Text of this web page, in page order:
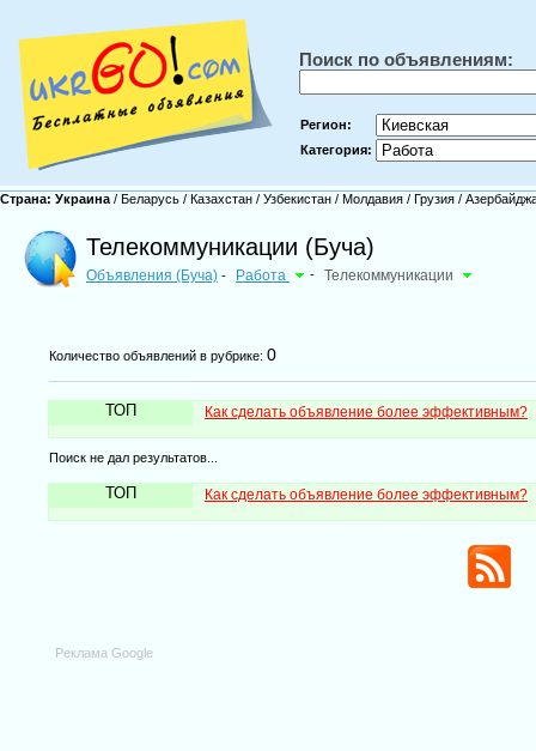
Поиск по объявлениям:
Регион:
Категория:
Страна: Украина / Беларусь / Казахстан / Узбекистан / Молдавия / Грузия /
Телекоммуникации (Буча)
Объявления (Буча) - Работа - Телекоммуникации
Количество объявлений в рубрике: 0
ТОП Как сделать объявление более эффективным?
Поиск не дал результатов...
ТОП Как сделать объявление более эффективным?
Реклама Google